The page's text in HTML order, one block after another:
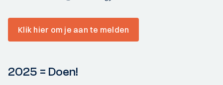
Klik hier om je aan te melden
2025 = Doen!